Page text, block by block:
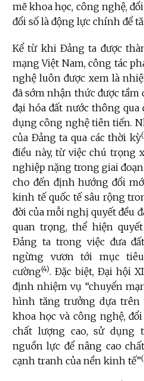
mẽ khoa học, công nghệ,
đổi số là động lực chính để
Kể từ khi Đảng ta được
mạng Việt Nam, công tác
nghệ luôn được xem là
đã sớm nhận thức được tầm
đại hóa đất nước thông
dụng công nghệ tiên tiến.
của Đảng ta qua các thời kỳ
điều này, từ việc chú trọng
nghiệp nặng trong giai
cho đến định hướng đổi
kinh tế quốc tế sâu rộng
đời của mỗi nghị quyết đều
quan trọng, thể hiện
Đảng ta trong việc đưa
ngừng vươn tới mục
cường(4). Đặc biệt, Đại hội
định nhiệm vụ “chuyển
hình tăng trưởng dựa trên
khoa học và công nghệ,
chất lượng cao, sử dụng
nguồn lực để nâng cao
cạnh tranh của nền kinh tế”(